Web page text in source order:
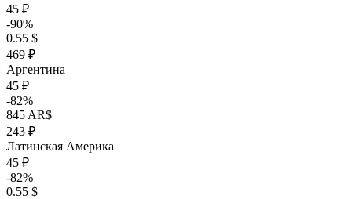
45 ₽
-90%
0.55 $
469 ₽
Аргентина
45 ₽
-82%
845 AR$
243 ₽
Латинская Америка
45 ₽
-82%
0.55 $